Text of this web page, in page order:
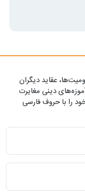
عقاید دیگران
دینی مغایرت
را با حروف فارسی